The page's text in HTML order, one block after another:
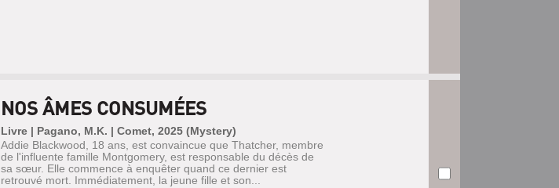
NOS ÂMES CONSUMÉES
Livre | Pagano, M.K. | Comet, 2025 (Mystery)
Addie Blackwood, 18 ans, est convaincue que Thatcher, membre
de l'influente famille Montgomery, est responsable du décès de
sa sœur. Elle commence à enquêter quand ce dernier est
retrouvé mort. Immédiatement, la jeune fille et son...